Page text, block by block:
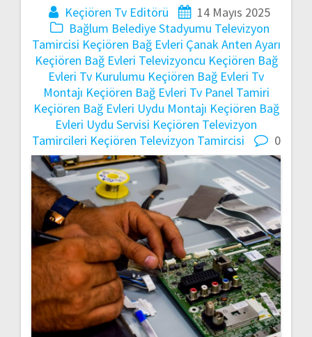
Keçiören Tv Editörü
14 Mayıs 2025
Bağlum Belediye Stadyumu Televizyon
Tamircisi Keçiören Bağ Evleri Çanak Anten Ayarı
Keçiören Bağ Evleri Televizyoncu Keçiören Bağ
Evleri Tv Kurulumu Keçiören Bağ Evleri Tv
Montajı Keçiören Bağ Evleri Tv Panel Tamiri
Keçiören Bağ Evleri Uydu Montajı Keçiören Bağ
Evleri Uydu Servisi Keçiören Televizyon
Tamircileri Keçiören Televizyon Tamircisi 0